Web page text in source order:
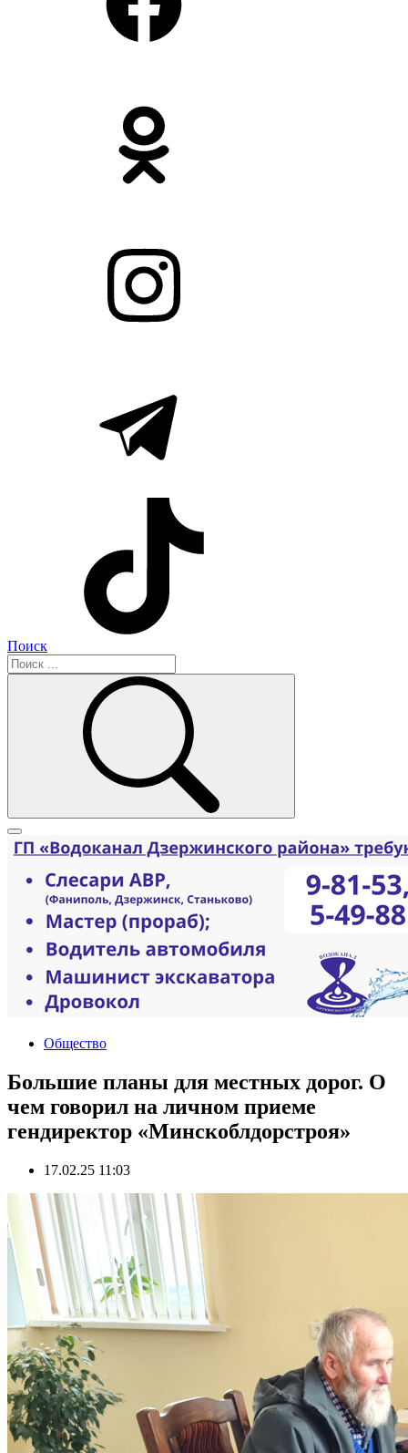
Поиск
Общество
Большие планы для местных дорог. О
чем говорил на личном приеме
гендиректор «Минскоблдорстроя»
17.02.25 11:03